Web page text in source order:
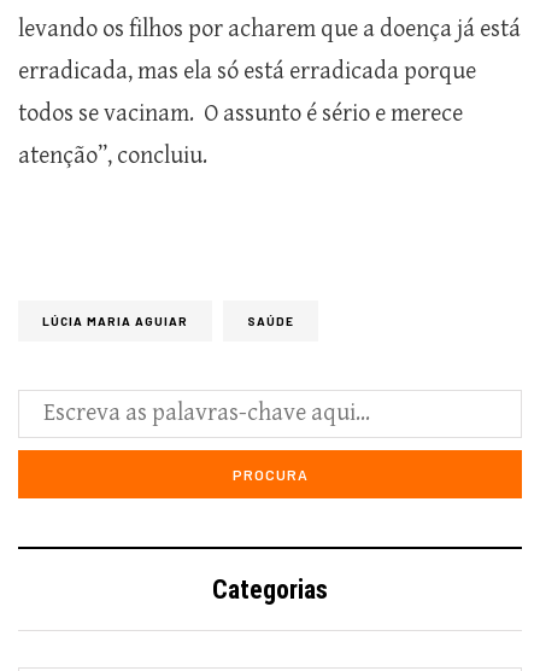
levando os filhos por acharem que a doença já está
erradicada, mas ela só está erradicada porque
todos se vacinam. O assunto é sério e merece
atenção”, concluiu.
LÚCIA MARIA AGUIAR SAÚDE
Categorias